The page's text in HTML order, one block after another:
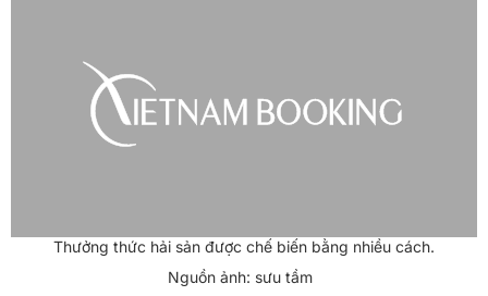
Thưởng thức hải sản được chế biến bằng nhiều cách.
Nguồn ảnh: sưu tầm